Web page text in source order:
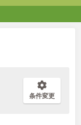
条件変更